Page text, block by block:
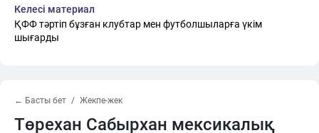
Келесі материал
ҚФФ тәртіп бұзған клубтар мен футболшыларға үкім
шығарды
← Басты бет Жекпе-жек
Төрехан Сабырхан мексикалық